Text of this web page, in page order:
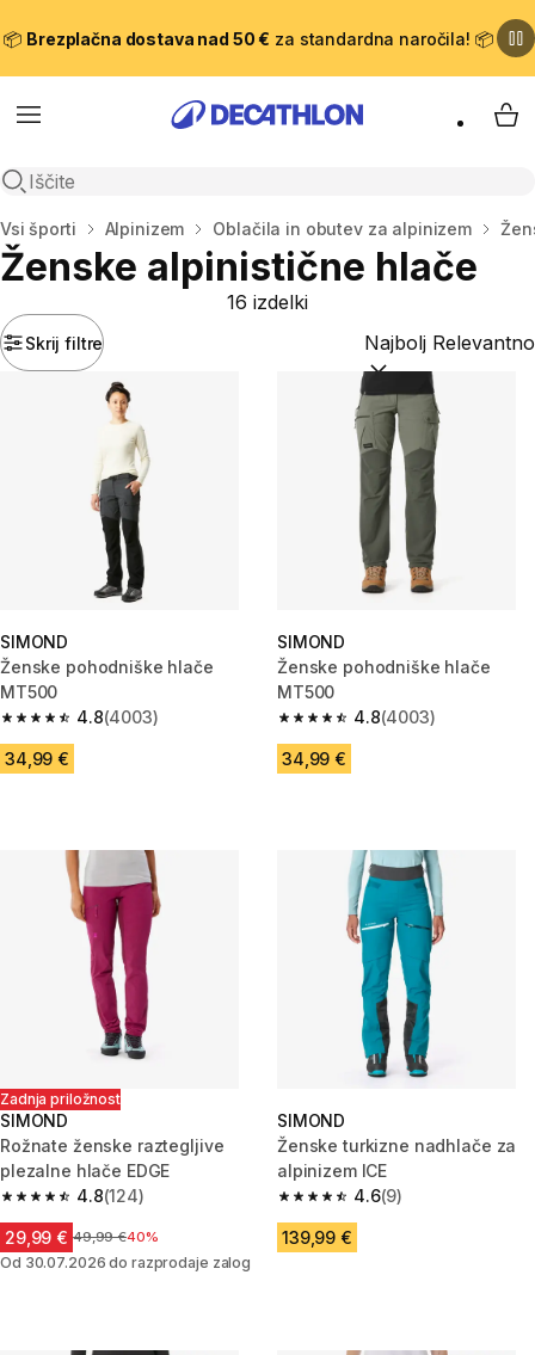
📦 Brezplačna dostava nad 50 € za standardna naročila! 📦
Meni
Odpri iskanje
Domov
Vsi športi Alpinizem Oblačila in obutev za alpinizem
Ženske alpinistične hlače
Skrij filtre
16 izdelki
Razvrsti po:
SIMOND
Ženske pohodniške hlače
MT500
4.8
4.8 od 5 zvezdic from 4003 ocene
(4003)
34,99 €
SIMOND
Ženske pohodniške hlače
MT500
4.8
4.8 od 5 zvezdic from 4003
(4003)
34,99 €
Zadnja priložnost
SIMOND
Rožnate ženske raztegljive
plezalne hlače EDGE
4.8
4.8 od 5 zvezdic from 124 ocene
(124)
29,99 € Cena pred znižanjem
49,99 €40%
Od 30.07.2026 do razprodaje zalog
SIMOND
Ženske turkizne nadhlače za
alpinizem ICE
4.6
4.6 od 5 zvezdic from 9 ocene
(9)
139,99 €